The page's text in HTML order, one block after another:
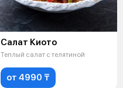
Салат Киото
Теплый салат с телятиной
от 4990 ₸